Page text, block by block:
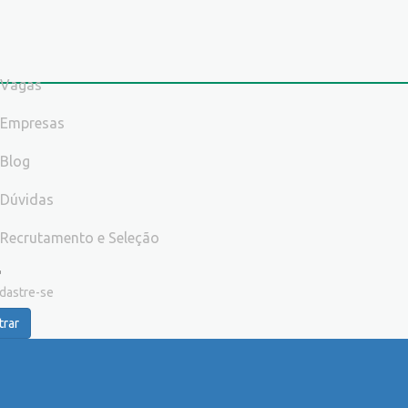
Vagas
Empresas
Blog
Dúvidas
Recrutamento e Seleção
se